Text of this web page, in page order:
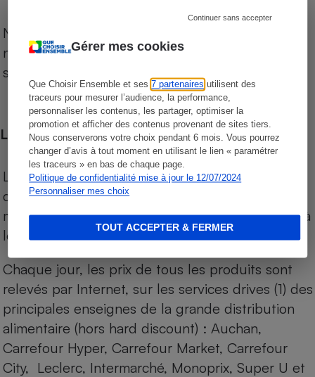
Gérer mes cookies
Que Choisir Ensemble et ses7 partenaires utilisent des
traceurs pour mesurer l’audience, la performance,
personnaliser les contenus, les partager, optimiser la
promotion et afficher des contenus provenant de sites tiers.
Nous conserverons votre choix pendant 6 mois. Vous pourrez
changer d’avis à tout moment en utilisant le lien « paramétrer
les traceurs » en bas de chaque page.
Politique de confidentialité mise à jour le 12/07/2024
Personnaliser mes choix
Continuer sans accepter
TOUT ACCEPTER & FERMER
Notre comparateur de supermarchés propose le
niveau de prix des supermarchés, géolocalisés
sur le territoire français.
Les comparaisons de prix
Les comparaisons sont réalisées sur l’ensemble
des produits des magasins. Les produits de
marques de distributeurs (MDD) sont comparés à
leurs équivalents chez leurs concurrents.
Chaque jour, les prix de tous les produits sont
relevés par Internet, sur les services drives (1) des
principales enseignes de la grande distribution
alimentaire (hors hard discount) : Auchan,
Carrefour Hyper, Carrefour Market, Carrefour
City, Leclerc, Intermarché, Monoprix, Super U et